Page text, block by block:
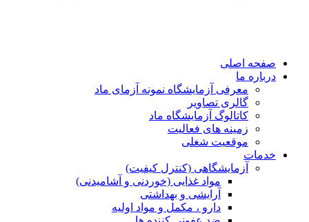
صفحه اصلی
درباره ما
معرفی آزمایشگاه نمونه آزمای ماد
گالری تصاویر
کاتالوگ آزمایشگاه ماد
زمینه های فعالیت
موقعیت شغلی
خدمات
آزمایشگاهی (کنترل کیفیت)
مواد غذایی (خوردنی و آشامیدنی)
آرایشی و بهداشتی
دارو ، مکمل و مواد اولیه